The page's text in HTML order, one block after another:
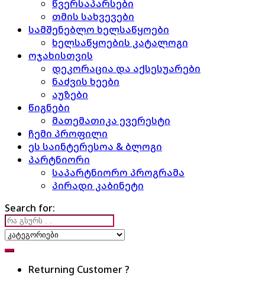
წვერსაპარსები
თმის სახვევები
სამშენებლო ხელსაწყოები
ხელსაწყოების კატალოგი
ოჯახისთვის
დეკორაცია და აქსესუარები
ნაძვის ხეები
აუზები
წიგნები
მათემათიკა ევერესტი
ჩემი პროფილი
ეს საინტერესოა & ბლოგი
პარტნიორი
საპარტნიორო პროგრამა
პირადი კაბინეტი
Search for:
Returning Customer ?